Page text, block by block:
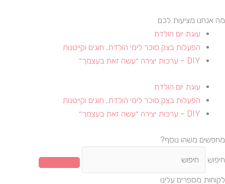
מה אנחנו מציעות לכם
עוגת יום הולדת
הפעלות בצק סוכר לימי הולדת, חוגים וקייטנות​
DIY – ערכות יצירה ״עשה זאת בעצמך״
עוגת יום הולדת
הפעלות בצק סוכר לימי הולדת, חוגים וקייטנות​
DIY – ערכות יצירה ״עשה זאת בעצמך״
מחפשים משהו נוסף?
חיפוש
לקוחות מספרים עלינו